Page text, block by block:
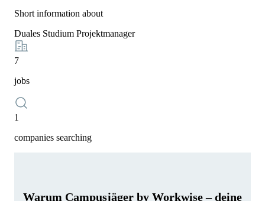
Short information about
Duales Studium Projektmanager
7
jobs
1
companies searching
Warum Campusjäger by Workwise – deine